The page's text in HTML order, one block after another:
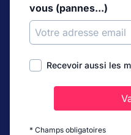
vous (pannes...)
Recevoir aussi les
* Champs obligatoires